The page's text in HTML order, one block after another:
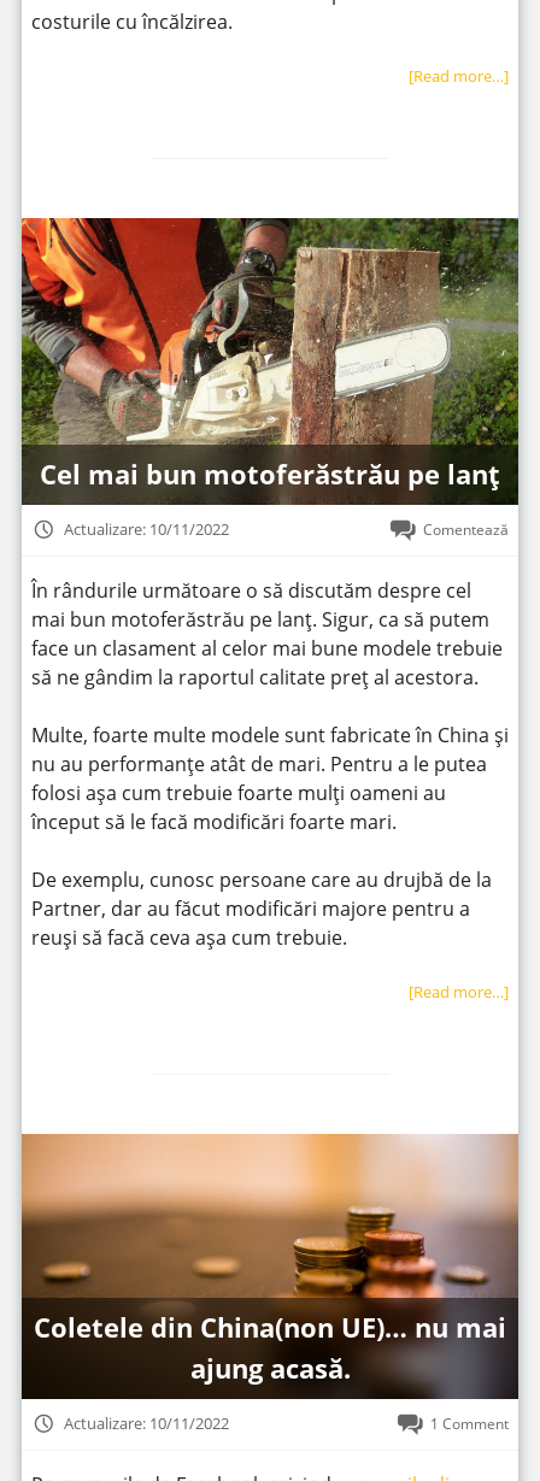
costurile cu încălzirea.
[Read more…]
Cel mai bun motoferăstrău pe lanț
Actualizare: 10/11/2022 Comentează
În rândurile următoare o să discutăm despre cel
mai bun motoferăstrău pe lanț. Sigur, ca să putem
face un clasament al celor mai bune modele trebuie
să ne gândim la raportul calitate preț al acestora.
Multe, foarte multe modele sunt fabricate în China și
nu au performanțe atât de mari. Pentru a le putea
folosi așa cum trebuie foarte mulți oameni au
început să le facă modificări foarte mari.
De exemplu, cunosc persoane care au drujbă de la
Partner, dar au făcut modificări majore pentru a
reuși să facă ceva așa cum trebuie.
[Read more…]
Coletele din China(non UE)… nu mai
ajung acasă.
Actualizare: 10/11/2022 1 Comment